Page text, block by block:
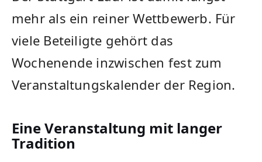
mehr als ein reiner Wettbewerb. Für
viele Beteiligte gehört das
Wochenende inzwischen fest zum
Veranstaltungskalender der Region.
Eine Veranstaltung mit langer
Tradition